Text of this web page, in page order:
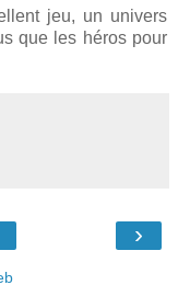
jeu, un univers
que les héros pour
›